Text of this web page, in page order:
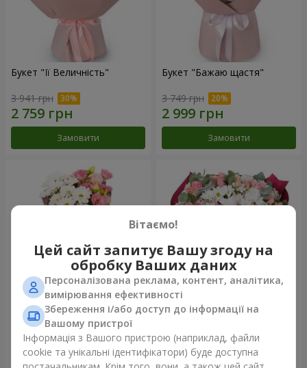
Букет "Її Величність"
3 941 грн
Замовити
Букет "Бажаю щастя"
3 749 грн
Замовити
Букет "Юмокі"
1 175 грн
Букет "Чарівність ніжності"
3 199 грн
Вітаємо!
Цей сайт запитує Вашу згоду на
обробку Ваших даних
Персоналізована реклама, контент, аналітика,
вимірювання ефективності
Збереження і/або доступ до інформації на
Вашому пристрої
Інформація з Вашого пристрою (наприклад, файли
cookie та унікальні ідентифікатори) буде доступна